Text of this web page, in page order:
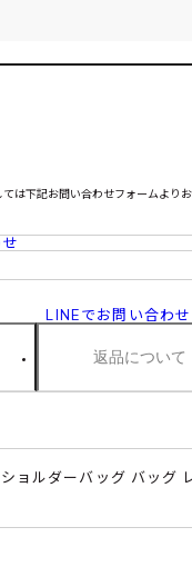
は下記お問い合わせフォームより
LINEでお問い合わせ
返品について
ョルダーバッグ バッグ